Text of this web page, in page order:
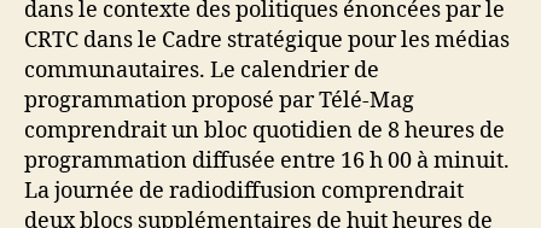
dans le contexte des politiques énoncées par le
CRTC dans le Cadre stratégique pour les médias
communautaires. Le calendrier de
programmation proposé par Télé-Mag
comprendrait un bloc quotidien de 8 heures de
programmation diffusée entre 16 h 00 à minuit.
La journée de radiodiffusion comprendrait
deux blocs supplémentaires de huit heures de